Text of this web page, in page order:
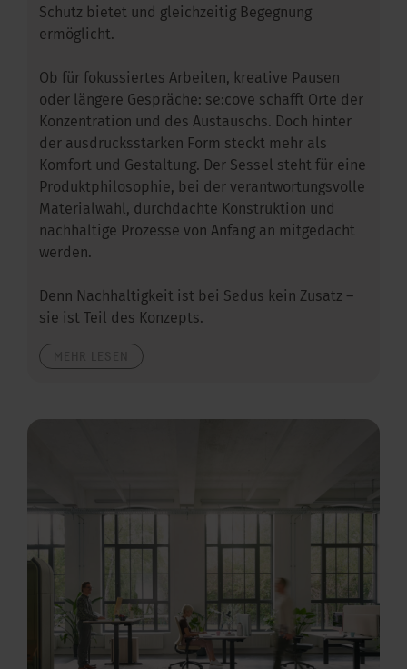
Schutz bietet und gleichzeitig Begegnung
ermöglicht.
Ob für fokussiertes Arbeiten, kreative Pausen
oder längere Gespräche: se:cove schafft Orte der
Konzentration und des Austauschs. Doch hinter
der ausdrucksstarken Form steckt mehr als
Komfort und Gestaltung. Der Sessel steht für eine
Produktphilosophie, bei der verantwortungsvolle
Materialwahl, durchdachte Konstruktion und
nachhaltige Prozesse von Anfang an mitgedacht
werden.
Denn Nachhaltigkeit ist bei Sedus kein Zusatz –
sie ist Teil des Konzepts.